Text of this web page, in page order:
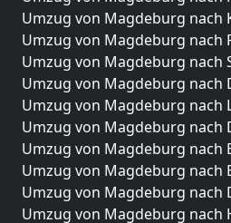
Umzug von Magdeburg nach
Umzug von Magdeburg nach
Umzug von Magdeburg nach
Umzug von Magdeburg nach
Umzug von Magdeburg nach
Umzug von Magdeburg nach
Umzug von Magdeburg nach
Umzug von Magdeburg nach
Umzug von Magdeburg nach
Umzug von Magdeburg nach